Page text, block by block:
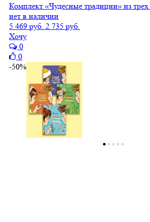
Комплект «Чудесные традиции» из
нет в наличии
5 469 руб. 2 735 руб.
Хочу
0
0
-50%